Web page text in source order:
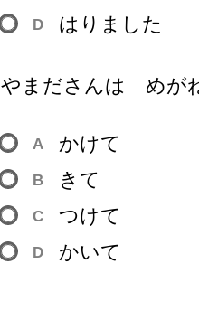
D はりました
やまださんは めが
A かけて
B きて
C つけて
D かいて